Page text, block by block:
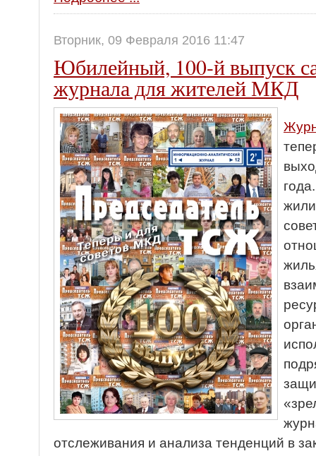
Вторник, 09 Февраля 2016 11:47
Юбилейный, 100-й выпуск
журнала для жителей МКД
отслеживания и анализа тенденций в